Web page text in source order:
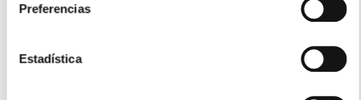
Preferencias
Estadística